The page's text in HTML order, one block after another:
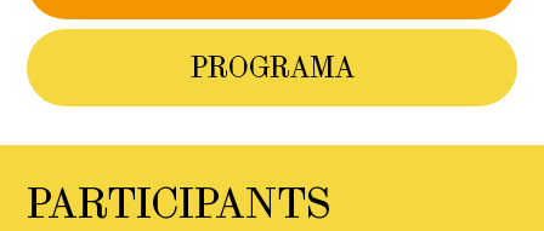
PROGRAMA
PARTICIPANTS